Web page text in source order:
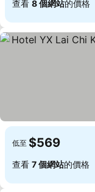
查看 8 個網站的價格
低至 $569
查看 7 個網站的價格